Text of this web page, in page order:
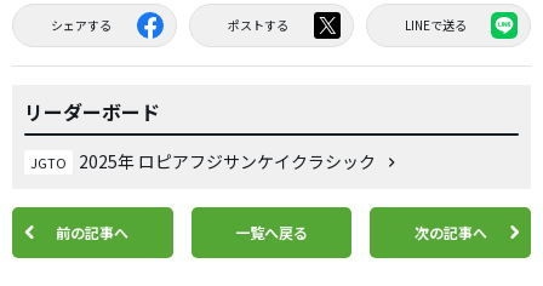
シェアする ポストする LINEで送る
リーダーボード
JGTO 2025年 ロピアフジサンケイクラシック
前の記事へ 一覧へ戻る 次の記事へ